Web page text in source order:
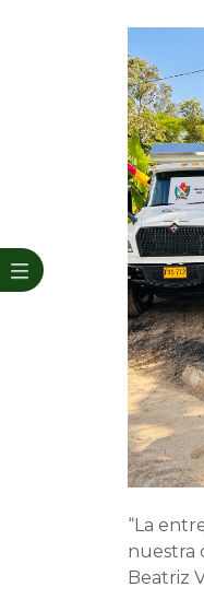
“La
nuestra
Beatriz